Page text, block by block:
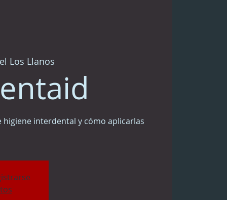
Los Llanos
higiene interdental y cómo aplicarlas